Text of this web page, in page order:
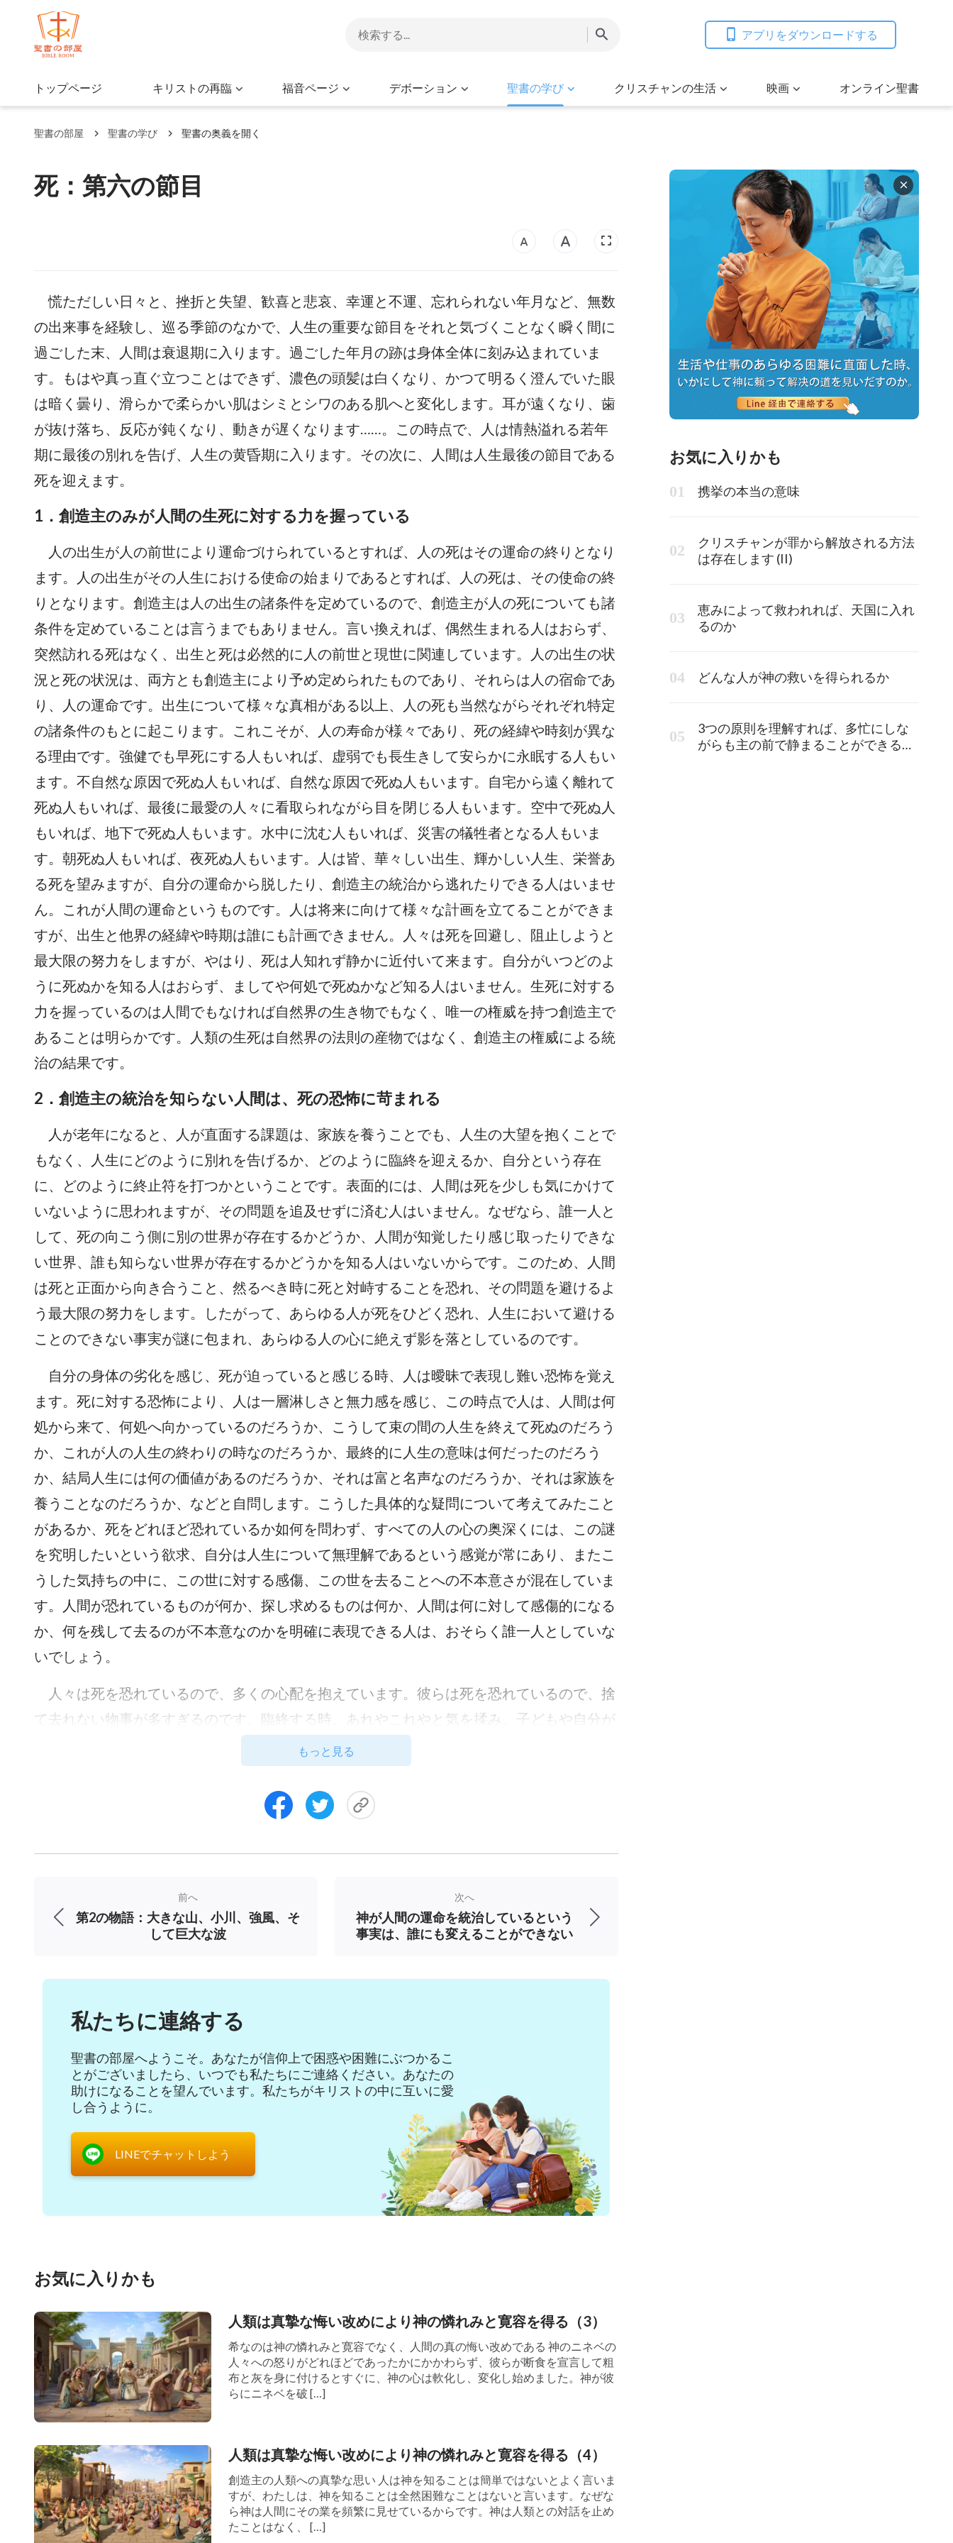
アプリをダウンロードする
トップページ キリストの再臨 福音ページ デボーション 聖書の学び クリスチャンの生活 映画 オンライン聖書
聖書の部屋 聖書の学び 聖書の奥義を開く
死：第六の節目
慌ただしい日々と、挫折と失望、歓喜と悲哀、幸運と不運、忘れられない年月など、無数
の出来事を経験し、巡る季節のなかで、人生の重要な節目をそれと気づくことなく瞬く間に
過ごした末、人間は衰退期に入ります。過ごした年月の跡は身体全体に刻み込まれていま
す。もはや真っ直ぐ立つことはできず、濃色の頭髪は白くなり、かつて明るく澄んでいた眼
は暗く曇り、滑らかで柔らかい肌はシミとシワのある肌へと変化します。耳が遠くなり、歯
が抜け落ち、反応が鈍くなり、動きが遅くなります……。この時点で、人は情熱溢れる若年
期に最後の別れを告げ、人生の黄昏期に入ります。その次に、人間は人生最後の節目である
死を迎えます。
1．創造主のみが人間の生死に対する力を握っている
人の出生が人の前世により運命づけられているとすれば、人の死はその運命の終りとなり
ます。人の出生がその人生における使命の始まりであるとすれば、人の死は、その使命の終
りとなります。創造主は人の出生の諸条件を定めているので、創造主が人の死についても諸
条件を定めていることは言うまでもありません。言い換えれば、偶然生まれる人はおらず、
突然訪れる死はなく、出生と死は必然的に人の前世と現世に関連しています。人の出生の状
況と死の状況は、両方とも創造主により予め定められたものであり、それらは人の宿命であ
り、人の運命です。出生について様々な真相がある以上、人の死も当然ながらそれぞれ特定
の諸条件のもとに起こります。これこそが、人の寿命が様々であり、死の経緯や時刻が異な
る理由です。強健でも早死にする人もいれば、虚弱でも長生きして安らかに永眠する人もい
ます。不自然な原因で死ぬ人もいれば、自然な原因で死ぬ人もいます。自宅から遠く離れて
死ぬ人もいれば、最後に最愛の人々に看取られながら目を閉じる人もいます。空中で死ぬ人
もいれば、地下で死ぬ人もいます。水中に沈む人もいれば、災害の犠牲者となる人もいま
す。朝死ぬ人もいれば、夜死ぬ人もいます。人は皆、華々しい出生、輝かしい人生、栄誉あ
る死を望みますが、自分の運命から脱したり、創造主の統治から逃れたりできる人はいませ
ん。これが人間の運命というものです。人は将来に向けて様々な計画を立てることができま
すが、出生と他界の経緯や時期は誰にも計画できません。人々は死を回避し、阻止しようと
最大限の努力をしますが、やはり、死は人知れず静かに近付いて来ます。自分がいつどのよ
うに死ぬかを知る人はおらず、ましてや何処で死ぬかなど知る人はいません。生死に対する
力を握っているのは人間でもなければ自然界の生き物でもなく、唯一の権威を持つ創造主で
あることは明らかです。人類の生死は自然界の法則の産物ではなく、創造主の権威による統
治の結果です。
2．創造主の統治を知らない人間は、死の恐怖に苛まれる
人が老年になると、人が直面する課題は、家族を養うことでも、人生の大望を抱くことで
もなく、人生にどのように別れを告げるか、どのように臨終を迎えるか、自分という存在
に、どのように終止符を打つかということです。表面的には、人間は死を少しも気にかけて
いないように思われますが、その問題を追及せずに済む人はいません。なぜなら、誰一人と
して、死の向こう側に別の世界が存在するかどうか、人間が知覚したり感じ取ったりできな
い世界、誰も知らない世界が存在するかどうかを知る人はいないからです。このため、人間
は死と正面から向き合うこと、然るべき時に死と対峙することを恐れ、その問題を避けるよ
う最大限の努力をします。したがって、あらゆる人が死をひどく恐れ、人生において避ける
ことのできない事実が謎に包まれ、あらゆる人の心に絶えず影を落としているのです。
自分の身体の劣化を感じ、死が迫っていると感じる時、人は曖昧で表現し難い恐怖を覚え
ます。死に対する恐怖により、人は一層淋しさと無力感を感じ、この時点で人は、人間は何
処から来て、何処へ向かっているのだろうか、こうして束の間の人生を終えて死ぬのだろう
か、これが人の人生の終わりの時なのだろうか、最終的に人生の意味は何だったのだろう
か、結局人生には何の価値があるのだろうか、それは富と名声なのだろうか、それは家族を
養うことなのだろうか、などと自問します。こうした具体的な疑問について考えてみたこと
があるか、死をどれほど恐れているか如何を問わず、すべての人の心の奥深くには、この謎
を究明したいという欲求、自分は人生について無理解であるという感覚が常にあり、またこ
うした気持ちの中に、この世に対する感傷、この世を去ることへの不本意さが混在していま
す。人間が恐れているものが何か、探し求めるものは何か、人間は何に対して感傷的になる
か、何を残して去るのが不本意なのかを明確に表現できる人は、おそらく誰一人としていな
いでしょう。
人々は死を恐れているので、多くの心配を抱えています。彼らは死を恐れているので、捨
て去れない物事が多すぎるのです。臨終する時、あれやこれやと気を揉み、子どもや自分が
愛する人々、財産など様々な事について、あたかも心配すれば死がもたらす苦悩や恐怖を解
消できるかのように、あたかも生きている人々と何らかの親しい関係を維持すれば死に伴う
無力感と淋しさから逃れられるかのように思う人々もいます。人間の心の奥底には、漠然と
した恐怖、愛する人と離別する恐怖、青い空や物質世界を二度と見られないことへの恐怖が
3．富と名声を追求して人生を過ごした人間は、臨終時に途方に暮れる
創造主の統治と定めにより誕生した名もなき孤独な魂は、両親と家族を得て、人類の一員
り、神の権威に服従する機会を得ます。しかし大半の人が、こうした稀少で束の間の機会を
し、家族を養おうとせわしなく働き、富と地位の間を行き来して、すべての時間を費やしま
す。人々が大切にするものは、家族、金銭、名声であり、彼らはこれらを人生において最も
価値の高いものとみなします。すべての人々が自分の運命に不満を言うものの、人間はなぜ
生きているのか、人間はどう生きるべきか、人生の価値と意味は何であるか、といった、最
も喫緊に検討して理解すべき問題を頭の隅に追いやって考えないようにしています。人々
は、その生涯が何年であるかを問わず、若さを失い白髪とシワが現れるまで、ただせわしな
ら除外される人はいないこと、待ち受ける運命から逃れられる人はいないことを悟るまで、
初めて、巨額の財産があったとしても、特権のある高い地位にあったとしても、やはり死を
免れられる人はおらず、人は一人残らず、元来の名もなき孤独な魂という境遇に還らなけれ
ばならないということを理解します。両親のいる人々は両親がすべてであると考え、財産の
ある人々は金銭が自分の頼みの綱であり生きる上での手段であると考えます。立派な地位が
時になって初めて、人々は自分が生涯をかけて追求してきた物事が、空を過ぎゆく雲のよう
なものであり、いずれも掴み続けることもできなければ、自分とともに連れていくこともで
きないものであり、自分を死から免れさせることもなければ、この世を去る孤独な魂の帰路
に仲間や慰めを与えることもないものであり、またとりわけそうした物事のなかに、人々を
もっと見る
前へ
第2の物語：大きな山、小川、強風、そ
して巨大な波
次へ
神が人間の運命を統治しているという
事実は、誰にも変えることができない
私たちに連絡する
聖書の部屋へようこそ。あなたが信仰上で困惑や困難にぶつかるこ
とがございましたら、いつでも私たちにご連絡ください。あなたの
助けになることを望んでいます。私たちがキリストの中に互いに愛
し合うように。
LINEでチャットしよう
お気に入りかも
人類は真摯な悔い改めにより神の憐れみと寛容を得る（3）
希なのは神の憐れみと寛容でなく、人間の真の悔い改めである 神のニネベの
人々への怒りがどれほどであったかにかかわらず、彼らが断食を宣言して粗
布と灰を身に付けるとすぐに、神の心は軟化し、変化し始めました。神が彼
らにニネベを破 […]
人類は真摯な悔い改めにより神の憐れみと寛容を得る（4）
創造主の人類への真摯な思い 人は神を知ることは簡単ではないとよく言いま
すが、わたしは、神を知ることは全然困難なことはないと言います。なぜな
ら神は人間にその業を頻繁に見せているからです。神は人類との対話を止め
たことはなく、 […]
お気に入りかも
携挙の本当の意味
クリスチャンが罪から解放される方法
は存在します (II)
恵みによって救われれば、天国に入れ
るのか
どんな人が神の救いを得られるか
3つの原則を理解すれば、多忙にしな
がらも主の前で静まることができるよ